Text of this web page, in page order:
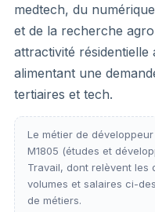
medtech, du
et de la recherche
attractivité
alimentant une
tertiaires et tech.
Le métier de
M1805 (études et
Travail, dont relèvent les
volumes et salaires ci-
de métiers.